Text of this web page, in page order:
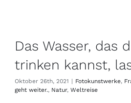
Das Wasser, das
trinken kannst,
Oktober 26th, 2021 | Fotokunstwerke,
geht weiter., Natur, Weltreise